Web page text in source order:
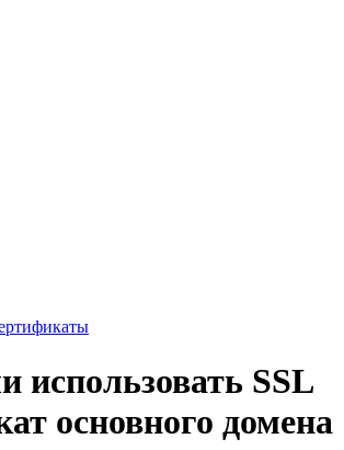
использовать SSL
основного домена